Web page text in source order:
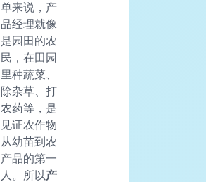
单来说，产
品经理就像
是园田的农
民，在田园
里种蔬菜、
除杂草、打
农药等，是
见证农作物
从幼苗到农
产品的第一
人。所以产